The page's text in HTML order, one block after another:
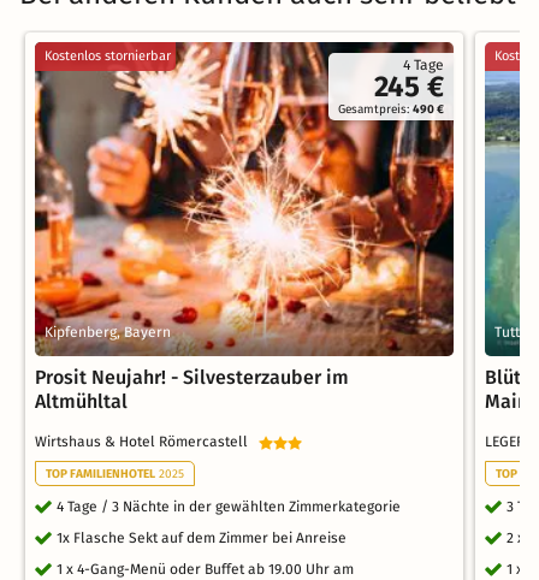
4 Tage
245 €
Gesamtpreis:490 €
Kostenlos stornierbar
Kipfenberg, Bayern
Prosit Neujahr! - Silvesterzauber im
Altmühltal
Wirtshaus & Hotel Römercastell
TOP FAMILIENHOTEL 2025
4 Tage / 3 Nächte in der gewählten Zimmerkategorie
1x Flasche Sekt auf dem Zimmer bei Anreise
1 x 4-Gang-Menü oder Buffet ab 19.00 Uhr am
TOP
3
2 x
1 x